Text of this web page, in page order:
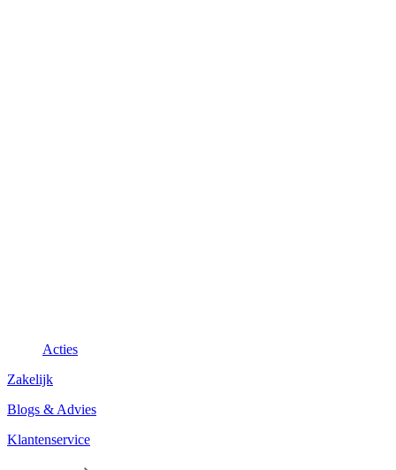
Acties
Zakelijk
Blogs & Advies
Klantenservice